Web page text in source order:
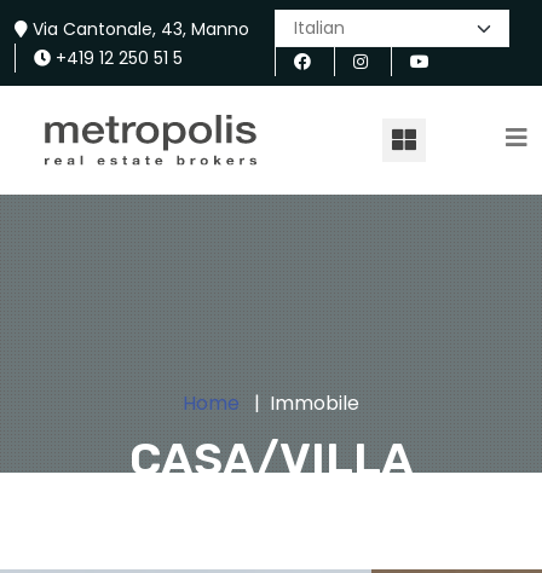
Via Cantonale, 43, Manno
+419 12 250 51 5
CASA/VILLA
Home Immobile